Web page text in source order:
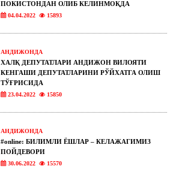
ПОКИСТОНДАН ОЛИБ КЕЛИНМОҚДА
04.04.2022 15893
АНДИЖОНДА
ХАЛҚ ДЕПУТАТЛАРИ АНДИЖОН ВИЛОЯТИ
КЕНГАШИ ДЕПУТАТЛАРИНИ РЎЙХАТГА ОЛИШ
ТЎҒРИСИДА
23.04.2022 15850
АНДИЖОНДА
#online: БИЛИМЛИ ЁШЛАР – КЕЛАЖАГИМИЗ
ПОЙДЕВОРИ
30.06.2022 15570